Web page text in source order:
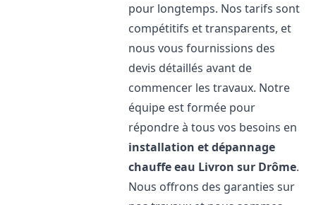
pour longtemps. Nos tarifs sont
compétitifs et transparents, et
nous vous fournissions des
devis détaillés avant de
commencer les travaux. Notre
équipe est formée pour
répondre à tous vos besoins en
installation et dépannage
chauffe eau Livron sur Drôme.
Nous offrons des garanties sur